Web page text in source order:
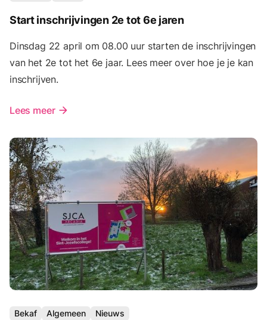
Start inschrijvingen 2e tot 6e jaren
Dinsdag 22 april om 08.00 uur starten de inschrijvingen
van het 2e tot het 6e jaar. Lees meer over hoe je je kan
inschrijven.
Lees meer arrow_forward
Bekaf Algemeen Nieuws